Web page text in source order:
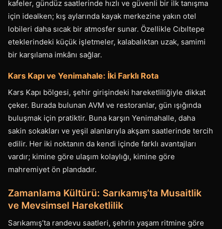
kafeler, gündüz saatlerinde hızlı ve güvenli bir ilk tanışma
için idealken; kış aylarında kayak merkezine yakın otel
lobileri daha sıcak bir atmosfer sunar. Özellikle Cıbıltepe
eteklerindeki küçük işletmeler, kalabalıktan uzak, samimi
bir karşılama imkânı sağlar.
Kars Kapı ve Yenimahale: İki Farklı Rota
Kars Kapı bölgesi, şehir girişindeki hareketliliğiyle dikkat
çeker. Burada bulunan AVM ve restoranlar, gün ışığında
buluşmak için pratiktir. Buna karşın Yenimahalle, daha
sakin sokakları ve yeşil alanlarıyla akşam saatlerinde tercih
edilir. Her iki noktanın da kendi içinde farklı avantajları
vardır; kimine göre ulaşım kolaylığı, kimine göre
mahremiyet ön plandadır.
Zamanlama Kültürü: Sarıkamış’ta Musaitlik
ve Mevsimsel Hareketlilik
Sarıkamış’ta randevu saatleri, şehrin yaşam ritmine göre